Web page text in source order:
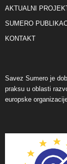
AKTUALNI
SUMERO
KONTAKT
Savez Sumero je
praksu u oblasti
europske